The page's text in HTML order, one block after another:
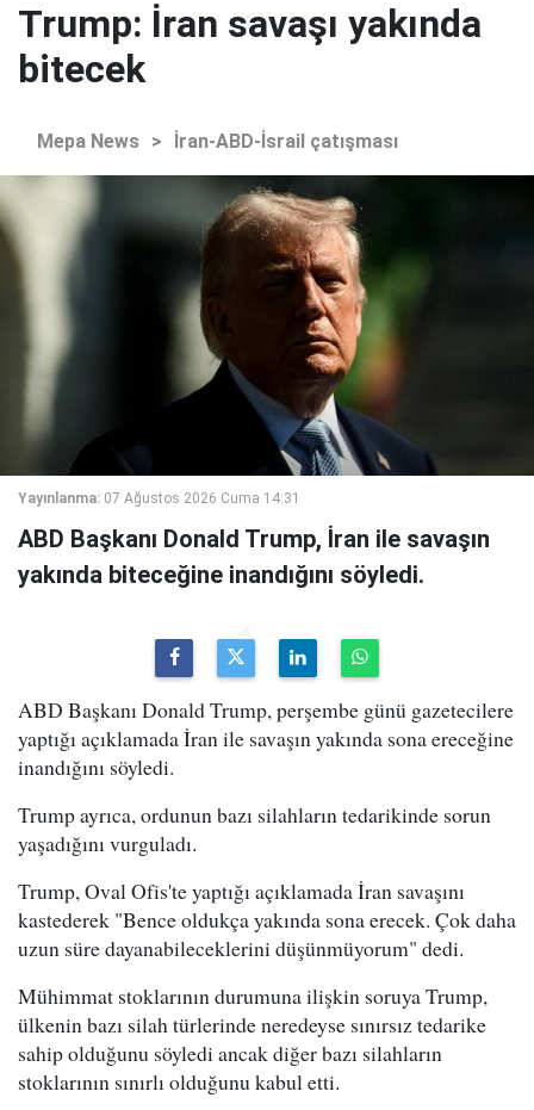
Trump: İran savaşı yakında
bitecek
Mepa News > İran-ABD-İsrail çatışması
Yayınlanma: 07 Ağustos 2026 Cuma 14:31
ABD Başkanı Donald Trump, İran ile savaşın
yakında biteceğine inandığını söyledi.
ABD Başkanı Donald Trump, perşembe günü gazetecilere
yaptığı açıklamada İran ile savaşın yakında sona ereceğine
inandığını söyledi.
Trump ayrıca, ordunun bazı silahların tedarikinde sorun
yaşadığını vurguladı.
Trump, Oval Ofis'te yaptığı açıklamada İran savaşını
kastederek "Bence oldukça yakında sona erecek. Çok daha
uzun süre dayanabileceklerini düşünmüyorum" dedi.
Mühimmat stoklarının durumuna ilişkin soruya Trump,
ülkenin bazı silah türlerinde neredeyse sınırsız tedarike
sahip olduğunu söyledi ancak diğer bazı silahların
stoklarının sınırlı olduğunu kabul etti.